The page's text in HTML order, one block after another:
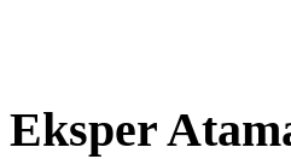
Eksper